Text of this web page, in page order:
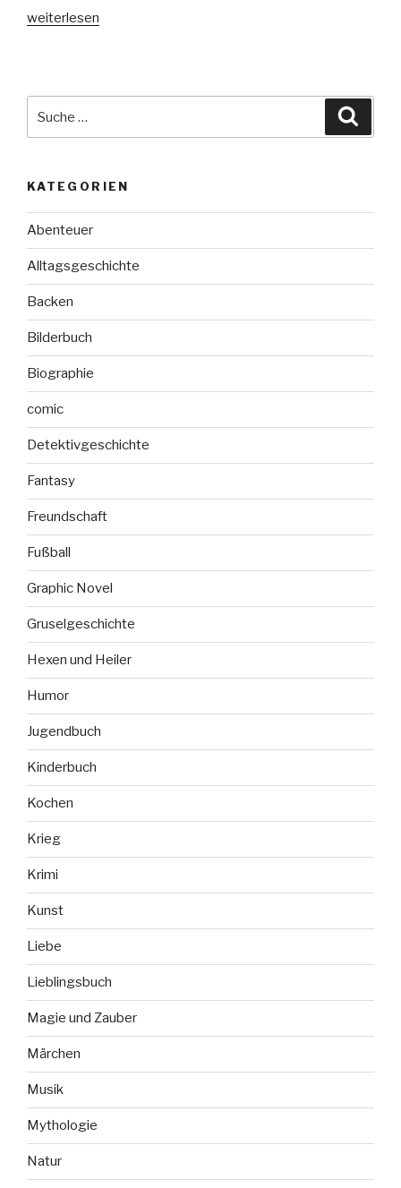
„Sami
nach
Freiheit“
weiterlesen
nach:
KATEGORIEN
Abenteuer
Alltagsgeschichte
Backen
Bilderbuch
Biographie
comic
Detektivgeschichte
Fantasy
Freundschaft
Fußball
Graphic Novel
Gruselgeschichte
Hexen und Heiler
Humor
Jugendbuch
Kinderbuch
Kochen
Krieg
Krimi
Kunst
Liebe
Lieblingsbuch
Magie und Zauber
Märchen
Musik
Mythologie
Natur